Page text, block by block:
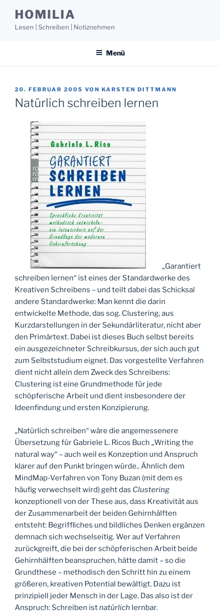
Inhalt
springen
HOMILIA
Lesen | Schreiben | Notiznehmen
Menü
VERÖFFENTLICHT
AM
20. FEBRUAR 2005 VON KARSTEN DITTMANN
Natürlich schreiben lernen
„Garantiert
schreiben lernen“ ist eines der Standardwerke des
Kreativen Schreibens – und teilt dabei das Schicksal
andere Standardwerke: Man kennt die darin
entwickelte Methode, das sog. Clustering, aus
Kurzdarstellungen in der Sekundärliteratur, nicht aber
den Primärtext. Dabei ist dieses Buch selbst bereits
ein ausgezeichneter Schreibkursus, der sich auch gut
zum Selbststudium eignet. Das vorgestellte Verfahren
dient nicht allein dem Zweck des Schreibens:
Clustering ist eine Grundmethode für jede
schöpferische Arbeit und dient insbesondere der
Ideenfindung und ersten Konzipierung.
„Natürlich schreiben“ wäre die angemessenere
Übersetzung für Gabriele L. Ricos Buch „Writing the
natural way“ – auch weil es Konzeption und Anspruch
klarer auf den Punkt bringen würde.. Ähnlich dem
MindMap-Verfahren von Tony Buzan (mit dem es
häufig verwechselt wird) geht das Clustering
konzeptionell von der These aus, dass Kreativität aus
der Zusammenarbeit der beiden Gehirnhälften
entsteht: Begriffliches und bildliches Denken ergänzen
demnach sich wechselseitig. Wer auf Verfahren
zurückgreift, die bei der schöpferischen Arbeit beide
Gehirnhälften beanspruchen, hätte damit – so die
Grundthese – methodisch den Schritt hin zu einem
größeren, kreativen Potential bewältigt. Dazu ist
prinzipiell jeder Mensch in der Lage. Das also ist der
Anspruch: Schreiben istnatürlich lernbar.